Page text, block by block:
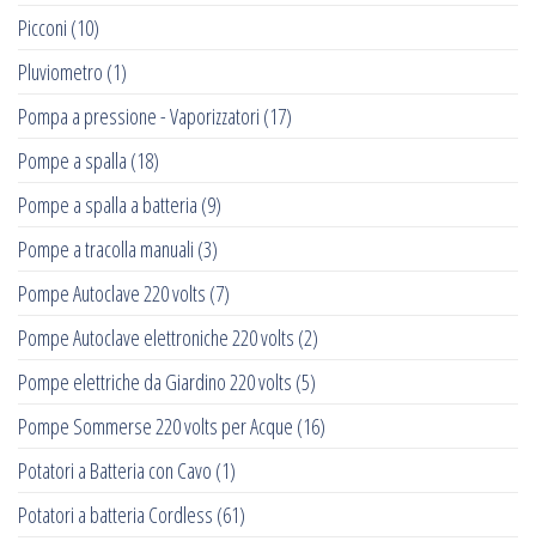
Picconi (10)
Pluviometro (1)
Pompa a pressione - Vaporizzatori (17)
Pompe a spalla (18)
Pompe a spalla a batteria (9)
Pompe a tracolla manuali (3)
Pompe Autoclave 220 volts (7)
Pompe Autoclave elettroniche 220 volts (2)
Pompe elettriche da Giardino 220 volts (5)
Pompe Sommerse 220 volts per Acque (16)
Potatori a Batteria con Cavo (1)
Potatori a batteria Cordless (61)